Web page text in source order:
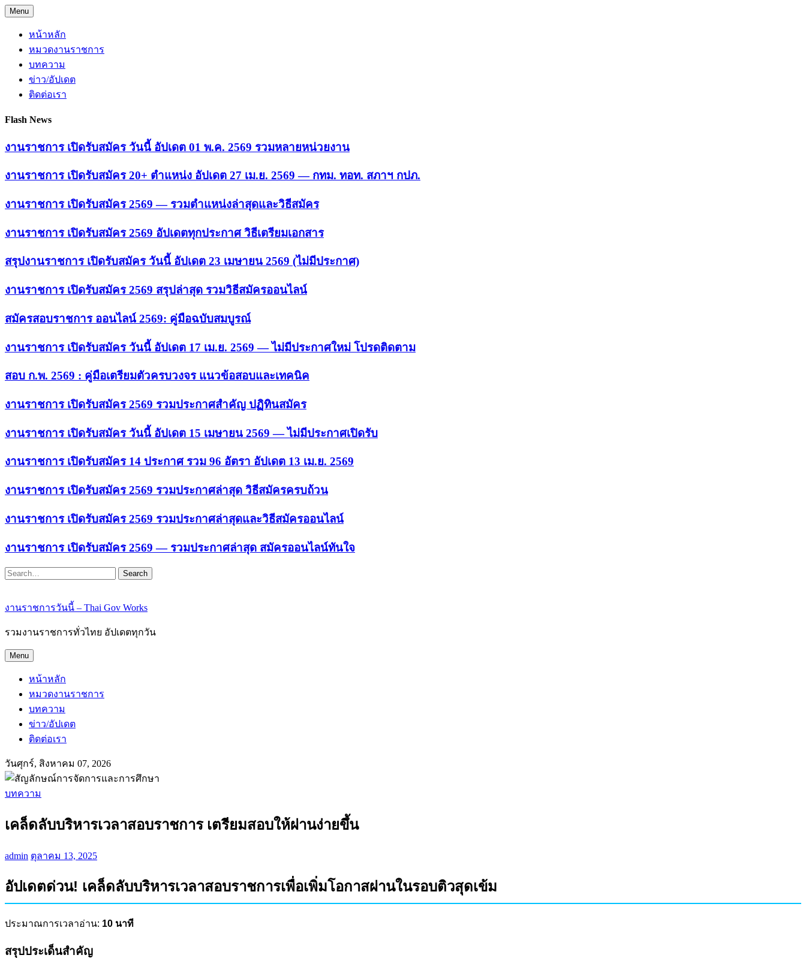
Skip
to
content
Menu
หน้าหลัก
หมวดงานราชการ
บทความ
ข่าว/อัปเดต
ติดต่อเรา
Flash News
งานราชการ เปิดรับสมัคร วันนี้ อัปเดต 01 พ.ค. 2569 รวมหลายหน่วยงาน
งานราชการ เปิดรับสมัคร 20+ ตำแหน่ง อัปเดต 27 เม.ย. 2569 — กทม. ทอท. สภาฯ กปภ.
งานราชการ เปิดรับสมัคร 2569 — รวมตำแหน่งล่าสุดและวิธีสมัคร
งานราชการ เปิดรับสมัคร 2569 อัปเดตทุกประกาศ วิธีเตรียมเอกสาร
สรุปงานราชการ เปิดรับสมัคร วันนี้ อัปเดต 23 เมษายน 2569 (ไม่มีประกาศ)
งานราชการ เปิดรับสมัคร 2569 สรุปล่าสุด รวมวิธีสมัครออนไลน์
สมัครสอบราชการ ออนไลน์ 2569: คู่มือฉบับสมบูรณ์
งานราชการ เปิดรับสมัคร วันนี้ อัปเดต 17 เม.ย. 2569 — ไม่มีประกาศใหม่ โปรดติดตาม
สอบ ก.พ. 2569 : คู่มือเตรียมตัวครบวงจร แนวข้อสอบและเทคนิค
งานราชการ เปิดรับสมัคร 2569 รวมประกาศสำคัญ ปฏิทินสมัคร
งานราชการ เปิดรับสมัคร วันนี้ อัปเดต 15 เมษายน 2569 — ไม่มีประกาศเปิดรับ
งานราชการ เปิดรับสมัคร 14 ประกาศ รวม 96 อัตรา อัปเดต 13 เม.ย. 2569
งานราชการ เปิดรับสมัคร 2569 รวมประกาศล่าสุด วิธีสมัครครบถ้วน
งานราชการ เปิดรับสมัคร 2569 รวมประกาศล่าสุดและวิธีสมัครออนไลน์
งานราชการ เปิดรับสมัคร 2569 — รวมประกาศล่าสุด สมัครออนไลน์ทันใจ
Search
งานราชการวันนี้ – Thai Gov Works
รวมงานราชการทั่วไทย อัปเดตทุกวัน
Menu
หน้าหลัก
หมวดงานราชการ
บทความ
ข่าว/อัปเดต
ติดต่อเรา
วันศุกร์, สิงหาคม 07, 2026
บทความ
เคล็ดลับบริหารเวลาสอบราชการ เตรียมสอบให้ผ่านง่ายขึ้น
admin ตุลาคม 13, 2025
อัปเดตด่วน! เคล็ดลับบริหารเวลาสอบราชการเพื่อเพิ่มโอกาสผ่านในรอบติวสุดเข้ม
ประมาณการเวลาอ่าน: 10 นาที
สรุปประเด็นสำคัญ